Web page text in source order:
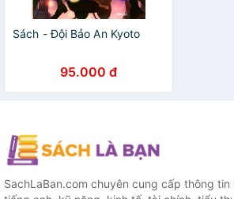
Sách - Đội Bảo An Kyoto
95.000 đ
SachLaBan.com chuyên cung cấp thông tin